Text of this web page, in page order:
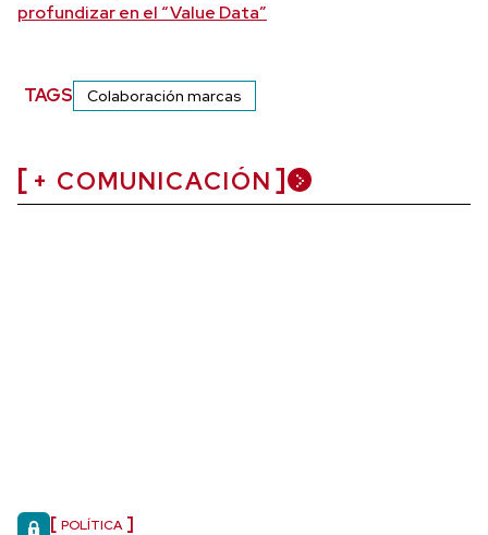
profundizar en el “Value Data”
TAGS Colaboración marcas
+ COMUNICACIÓN
POLÍTICA